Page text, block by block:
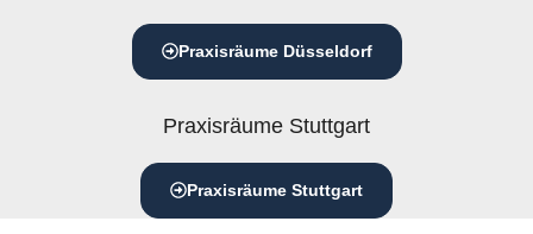
Praxisräume Düsseldorf
Praxisräume Stuttgart
Praxisräume Stuttgart